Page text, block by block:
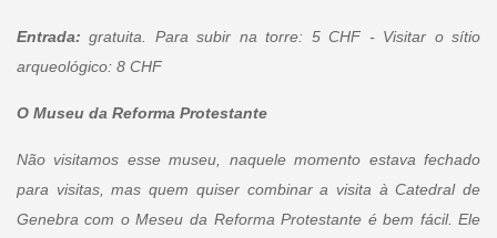
Entrada: gratuita. Para subir na torre: 5 CHF - Visitar o sítio
arqueológico: 8 CHF
O Museu da Reforma Protestante
Não visitamos esse museu, naquele momento estava fechado
para visitas, mas quem quiser combinar a visita à Catedral de
Genebra com o Meseu da Reforma Protestante é bem fácil. Ele